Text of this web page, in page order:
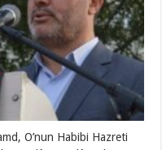
O’nun Habibi Hazreti